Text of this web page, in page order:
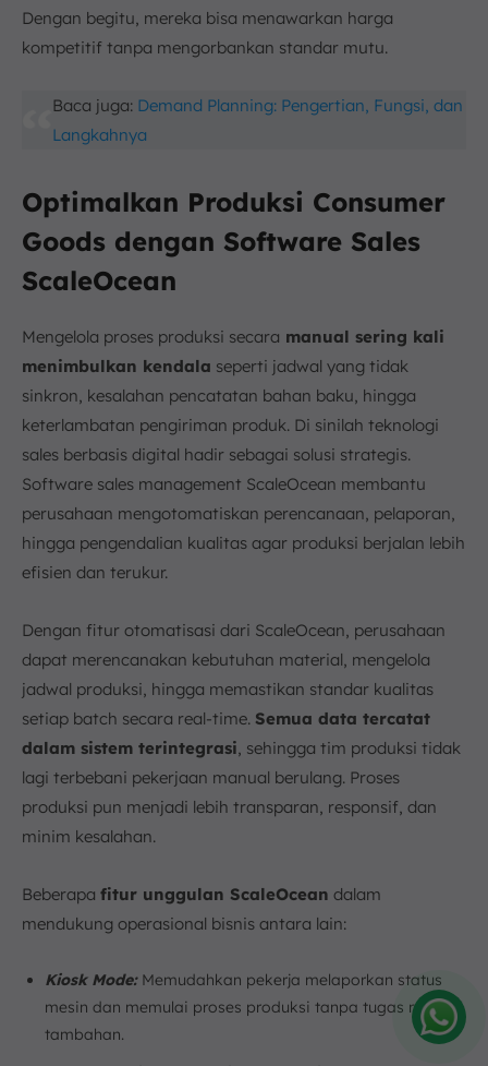
Dengan begitu, mereka bisa menawarkan harga
kompetitif tanpa mengorbankan standar mutu.
Baca juga: Demand Planning: Pengertian, Fungsi, dan
Langkahnya
Optimalkan Produksi Consumer
Goods dengan Software Sales
ScaleOcean
Mengelola proses produksi secara manual sering kali
menimbulkan kendala seperti jadwal yang tidak
sinkron, kesalahan pencatatan bahan baku, hingga
keterlambatan pengiriman produk. Di sinilah teknologi
sales berbasis digital hadir sebagai solusi strategis.
Software sales management ScaleOcean membantu
perusahaan mengotomatiskan perencanaan, pelaporan,
hingga pengendalian kualitas agar produksi berjalan lebih
efisien dan terukur.
Dengan fitur otomatisasi dari ScaleOcean, perusahaan
dapat merencanakan kebutuhan material, mengelola
jadwal produksi, hingga memastikan standar kualitas
setiap batch secara real-time. Semua data tercatat
dalam sistem terintegrasi , sehingga tim produksi tidak
lagi terbebani pekerjaan manual berulang. Proses
produksi pun menjadi lebih transparan, responsif, dan
minim kesalahan.
Beberapa fitur unggulan ScaleOcean dalam
mendukung operasional bisnis antara lain:
Kiosk Mode: Memudahkan pekerja melaporkan status
mesin dan memulai proses produksi tanpa tugas manual
tambahan.